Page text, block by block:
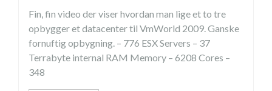
Fin, fin video der viser hvordan man lige et to tre
opbygger et datacenter til VmWorld 2009. Ganske
fornuftig opbygning. – 776 ESX Servers – 37
Terrabyte internal RAM Memory – 6208 Cores –
348